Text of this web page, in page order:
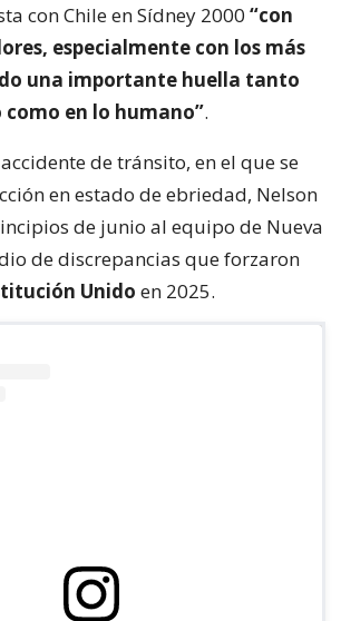
con Chile en Sídney 2000 “con
especialmente con los más
una importante huella tanto
en lo humano”.
de tránsito, en el que se
en estado de ebriedad, Nelson
de junio al equipo de Nueva
de discrepancias que forzaron
Unido en 2025.